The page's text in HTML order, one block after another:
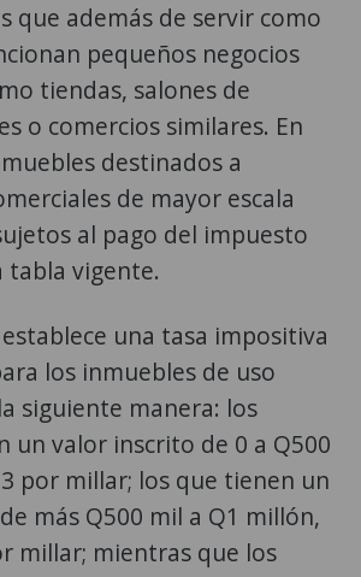
que además de servir como
pequeños negocios
tiendas, salones de
o comercios similares. En
destinados a
de mayor escala
al pago del impuesto
tabla vigente.
una tasa impositiva
los inmuebles de uso
siguiente manera: los
un valor inscrito de 0 a Q500
por millar; los que tienen un
más Q500 mil a Q1 millón,
millar; mientras que los